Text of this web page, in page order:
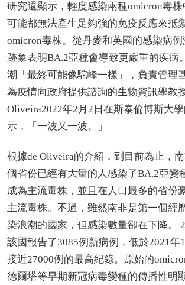
研究還顯示，輕度感染兩種omicron毒株
可能都無法產生足夠強的免疫反應來抵
omicron毒株。從丹麥和英國的感染病
跡象表明BA.2亞種會導致更嚴重的疾病
潮「最終可能像駝峰一樣」，負責管理
為疫情向政府提供諮詢的生物資訊學教
Oliveira2022年2月2日在斯泰倫博斯大
示，「一波又一波。」
根據de Oliveira的介紹，到目前為止，
個省份已經有大量的人感染了BA.2亞變
成為主流毒株，並且在人口最多的省份
主流毒株。不過，雖然南非是第一個經
染浪潮的國家，但感染數量卻在下降。
該國報告了3085例新病例，低於2021年
接近27000例的最高紀錄。原始的
德爾塔等早期新冠病毒變種的傳播性明